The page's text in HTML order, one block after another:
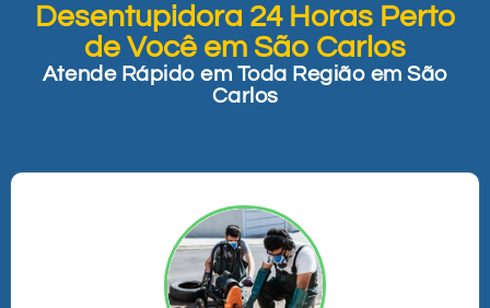
Desentupidora 24 Horas Perto
de Você em São Carlos
Atende Rápido em Toda Região em São
Carlos